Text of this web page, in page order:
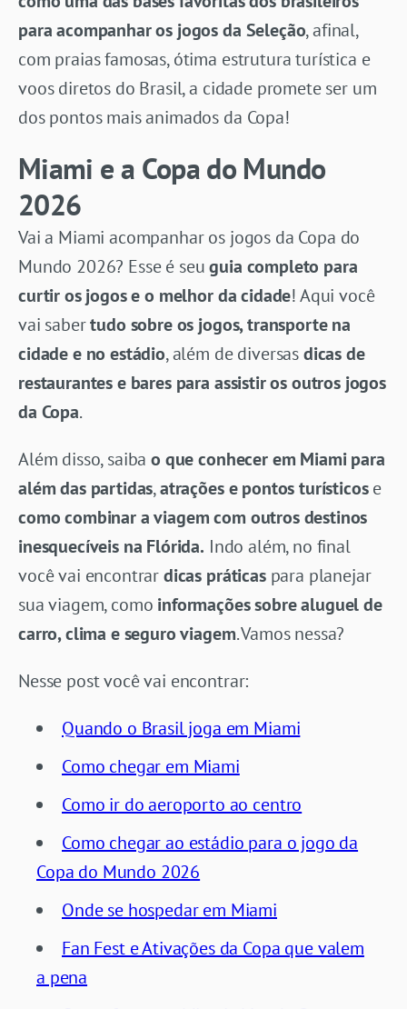
para acompanhar os jogos da Seleção, afinal,
com praias famosas, ótima estrutura turística e
voos diretos do Brasil, a cidade promete ser um
dos pontos mais animados da Copa!
Miami e a Copa do Mundo
2026
Vai a Miami acompanhar os jogos da Copa do
Mundo 2026? Esse é seuguia completo para
curtir os jogos e o melhor da cidade! Aqui você
vai sabertudo sobre os jogos, transporte na
cidade e no estádio, além de diversasdicas de
restaurantes e bares para assistir os outros jogos
da Copa.
Além disso, saibao que conhecer em Miami para
além das partidas,atrações e pontos turísticose
como combinar a viagem com outros destinos
inesquecíveis na Flórida. Indo além, no final
você vai encontrardicas práticaspara planejar
sua viagem, como informações sobre aluguel de
carro, clima e seguro viagem. Vamos nessa?
Nesse post você vai encontrar:
Quando o Brasil joga em Miami
Como chegar em Miami
Como ir do aeroporto ao centro
Como chegar ao estádio para o jogo da
Copa do Mundo 2026
Onde se hospedar em Miami
Fan Fest e Ativações da Copa que valem
a pena